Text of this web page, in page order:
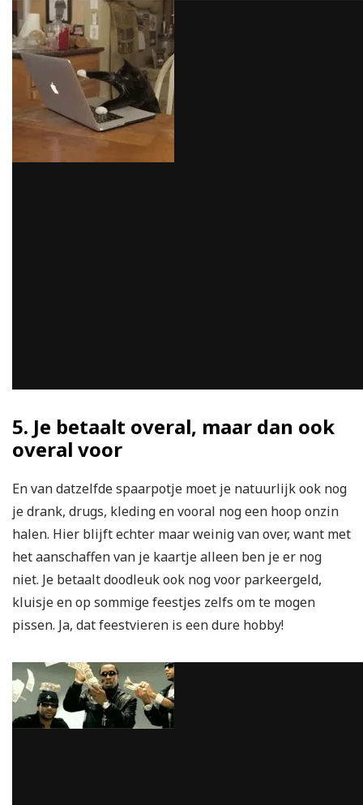
5. Je betaalt overal, maar dan ook
overal voor
En van datzelfde spaarpotje moet je natuurlijk ook nog
je drank, drugs, kleding en vooral nog een hoop onzin
halen. Hier blijft echter maar weinig van over, want met
het aanschaffen van je kaartje alleen ben je er nog
niet. Je betaalt doodleuk ook nog voor parkeergeld,
kluisje en op sommige feestjes zelfs om te mogen
pissen. Ja, dat feestvieren is een dure hobby!